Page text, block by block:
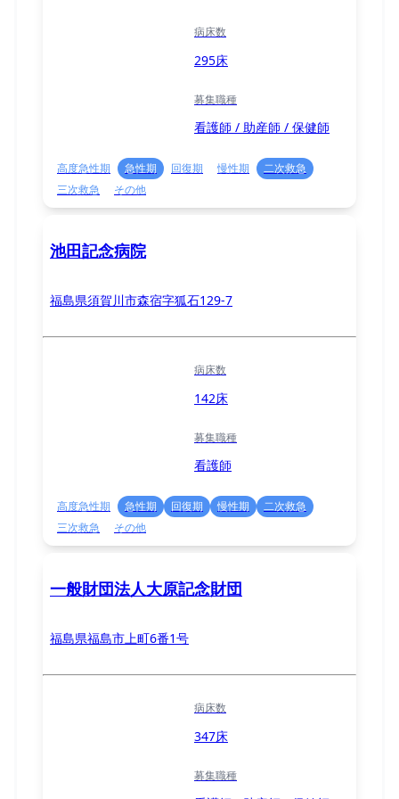
病床数
295床
募集職種
看護師 / 助産師 / 保健師
高度急性期 急性期 回復期 慢性期
二次救急
三次救急
その他
池田記念病院
福島県須賀川市森宿字狐石129-7
病床数
142床
募集職種
看護師
高度急性期 急性期 回復期 慢性期
二次救急
三次救急
その他
一般財団法人大原記念財団
福島県福島市上町6番1号
病床数
347床
募集職種